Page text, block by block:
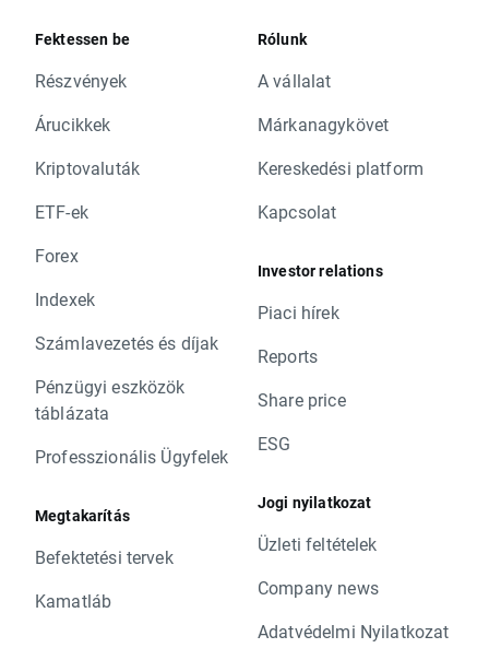
Fektessen be
Részvények
Árucikkek
Kriptovaluták
ETF-ek
Forex
Indexek
Számlavezetés és díjak
Pénzügyi eszközök
táblázata
Professzionális Ügyfelek
Megtakarítás
Befektetési tervek
Kamatláb
Rólunk
A vállalat
Márkanagykövet
Kereskedési platform
Kapcsolat
Investor relations
Piaci hírek
Reports
Share price
ESG
Jogi nyilatkozat
Üzleti feltételek
Company news
Adatvédelmi Nyilatkozat